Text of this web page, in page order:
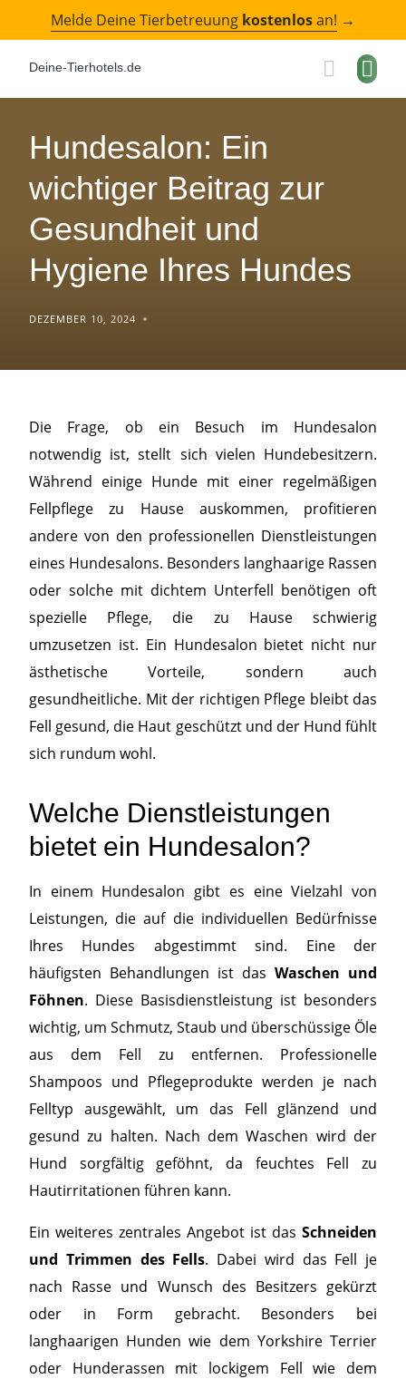
Melde Deine Tierbetreuung kostenlosan! →
Deine-Tierhotels.de
Hundesalon: Ein
wichtiger Beitrag zur
Gesundheit und
Hygiene Ihres Hundes
DEZEMBER 10, 2024
Die Frage, ob ein Besuch im Hundesalon
notwendig ist, stellt sich vielen Hundebesitzern.
Während einige Hunde mit einer regelmäßigen
Fellpflege zu Hause auskommen, profitieren
andere von den professionellen Dienstleistungen
eines Hundesalons. Besonders langhaarige Rassen
oder solche mit dichtem Unterfell benötigen oft
spezielle Pflege, die zu Hause schwierig
umzusetzen ist. Ein Hundesalon bietet nicht nur
ästhetische Vorteile, sondern auch
gesundheitliche. Mit der richtigen Pflege bleibt das
Fell gesund, die Haut geschützt und der Hund fühlt
sich rundum wohl.
Welche Dienstleistungen
bietet ein Hundesalon?
In einem Hundesalon gibt es eine Vielzahl von
Leistungen, die auf die individuellen Bedürfnisse
Ihres Hundes abgestimmt sind. Eine der
häufigsten Behandlungen ist das Waschen und
Föhnen. Diese Basisdienstleistung ist besonders
wichtig, um Schmutz, Staub und überschüssige Öle
aus dem Fell zu entfernen. Professionelle
Shampoos und Pflegeprodukte werden je nach
Felltyp ausgewählt, um das Fell glänzend und
gesund zu halten. Nach dem Waschen wird der
Hund sorgfältig geföhnt, da feuchtes Fell zu
Hautirritationen führen kann.
Ein weiteres zentrales Angebot ist das Schneiden
und Trimmen des Fells. Dabei wird das Fell je
nach Rasse und Wunsch des Besitzers gekürzt
oder in Form gebracht. Besonders bei
langhaarigen Hunden wie dem Yorkshire Terrier
oder Hunderassen mit lockigem Fell wie dem